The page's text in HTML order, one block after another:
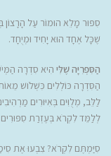
סִפּוּר מָלֵא הוּמוֹר עַל הָרָצוֹן
שֶׁכָּל אֶחָד הוּא יָחִיד וּמְיֻחָד.
הַסִּפְרִיָּה שֶׁלִּי הִיא סִדְרָה
הַסִּדְרָה כּוֹלְלִים כִּשְׁלֹושׁ
לַלֵּב, מְלֻוִּים בְּאִיּוּרִים
לְלַמֵּד לִקְרֹא בְּעֶזְרַת
סִיַּמְתֶּם לִקְרֹא? צִבְעוּ אֶת